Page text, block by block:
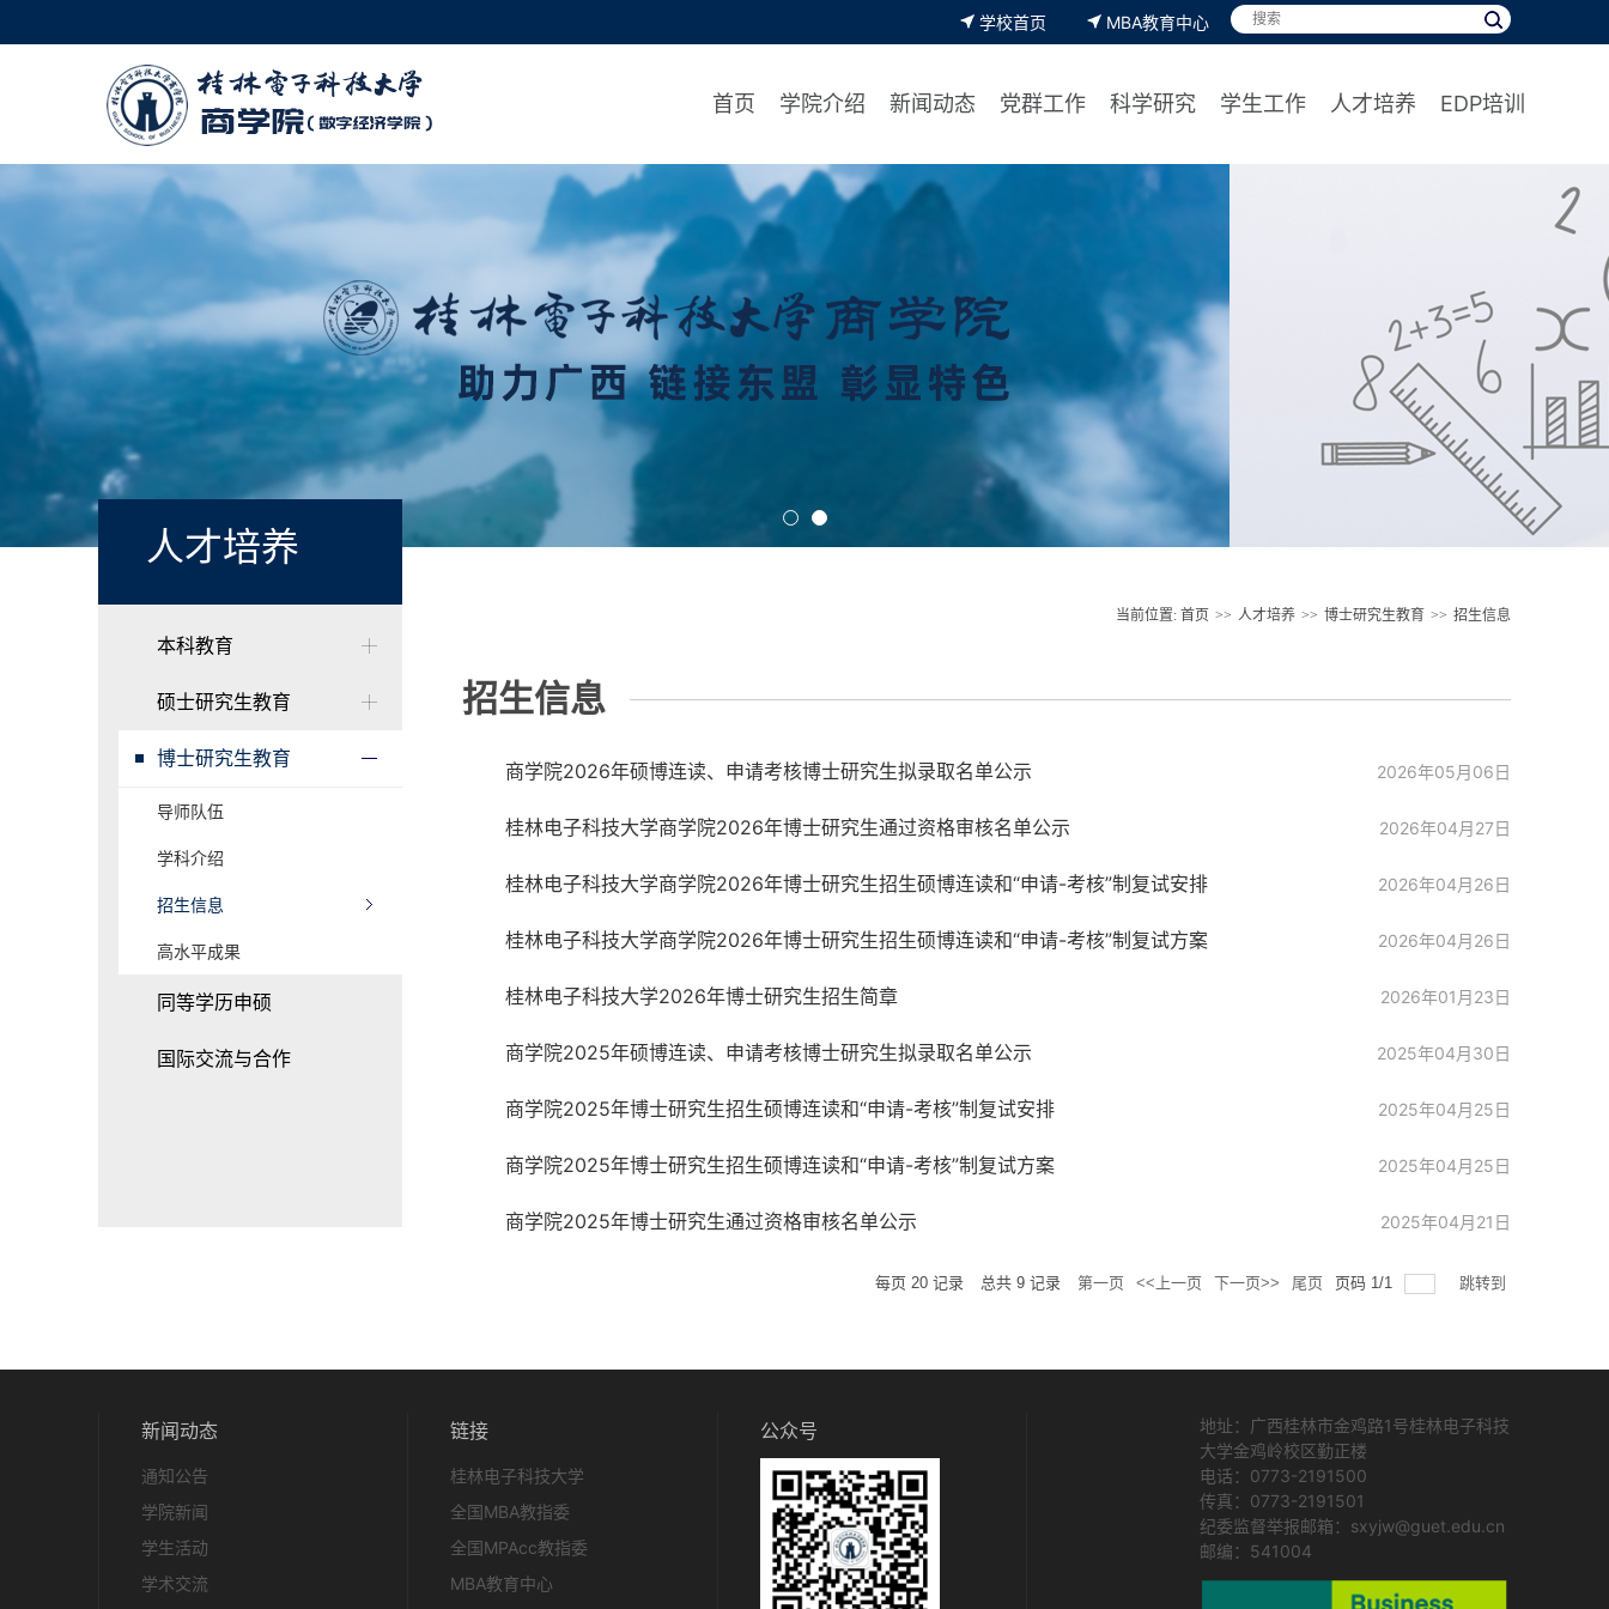
学校首页 MBA教育中心
首页 学院介绍 新闻动态 党群工作 科学研究 学生工作 人才培养 EDP培训
人才培养
本科教育
硕士研究生教育
博士研究生教育
导师队伍
学科介绍
招生信息
高水平成果
同等学历申硕
国际交流与合作
当前位置: 首页 >> 人才培养 >> 博士研究生教育 >> 招生信息
招生信息
2026年05月06日
商学院2026年硕博连读、申请考核博士研究生拟录取名单公示
2026年04月27日
桂林电子科技大学商学院2026年博士研究生通过资格审核名单公示
2026年04月26日
桂林电子科技大学商学院2026年博士研究生招生硕博连读和“申请-考核”制复试安排
2026年04月26日
桂林电子科技大学商学院2026年博士研究生招生硕博连读和“申请-考核”制复试方案
2026年01月23日
桂林电子科技大学2026年博士研究生招生简章
2025年04月30日
商学院2025年硕博连读、申请考核博士研究生拟录取名单公示
2025年04月25日
商学院2025年博士研究生招生硕博连读和“申请-考核”制复试安排
2025年04月25日
商学院2025年博士研究生招生硕博连读和“申请-考核”制复试方案
2025年04月21日
商学院2025年博士研究生通过资格审核名单公示
每页 20 记录 总共 9 记录 第一页 <<上一页 下一页>> 尾页 页码 1/1 跳转到
新闻动态
通知公告
学院新闻
学生活动
学术交流
链接
桂林电子科技大学
全国MBA教指委
全国MPAcc教指委
MBA教育中心
公众号
地址：广西桂林市金鸡路1号桂林电子科技
大学金鸡岭校区勤正楼
电话：0773-2191500
传真：0773-2191501
纪委监督举报邮箱：sxyjw@guet.edu.cn
邮编：541004